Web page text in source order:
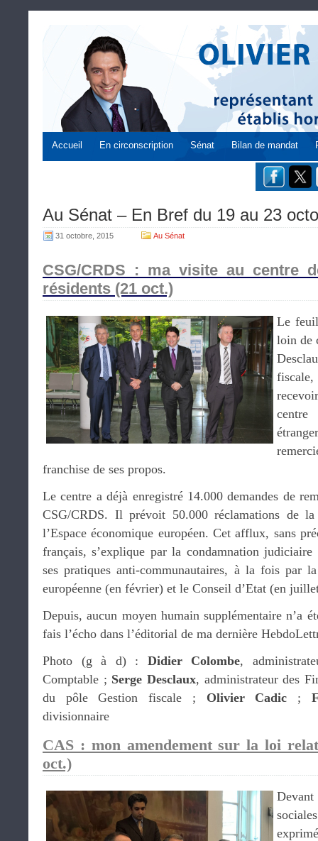
Accueil En circonscription Sénat Bilan de mandat
Au Sénat – En Bref du 19 au 23
31 octobre, 2015 Au Sénat
CSG/CRDS : ma visite au centre
résidents (21 oct.)
Le
loin de
franchise de ses propos.
Le centre a déjà enregistré 14.000 demandes de
CSG/CRDS. Il prévoit 50.000 réclamations de
l’Espace économique européen. Cet afflux, sans
français, s’explique par la condamnation
ses pratiques anti-communautaires, à la fois par
européenne (en février) et le Conseil d’Etat (en
Depuis, aucun moyen humain supplémentaire n’a
fais l’écho dans l’éditorial de ma dernière
Photo (g à d) : Didier Colombe,
Comptable ; Serge Desclaux, administrateur des
du pôle Gestion fiscale ; Olivier Cadic ;
divisionnaire
CAS : mon amendement sur la loi
oct.)